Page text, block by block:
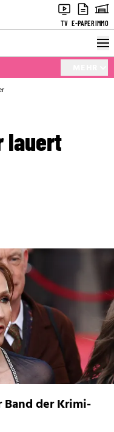
TV E-PAPERIMMO
lauert
Band der Krimi-